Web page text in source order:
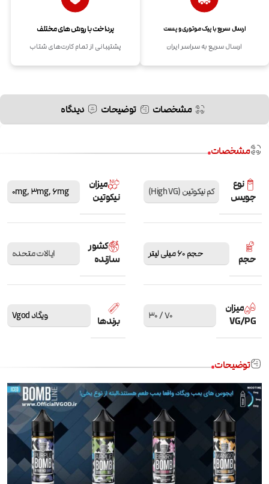
ارسال سریع با پیک موتوری و پست
ارسال سریع به سراسر ایران
پرداخت با روش های مختلف
پشتیبانی از تمام کارت‌های شتاب
مشخصات توضیحات دیدگاه
مشخصات
نوع
جویس
کم نیکوتین (High VG)
میزان
نیکوتین
0mg,3mg,6mg
حجم حجم 60 میلی لیتر
کشور
سازنده
ایالات متحده
میزان
VG/PG
70 / 30 برندها ویگاد Vgod
توضیحات